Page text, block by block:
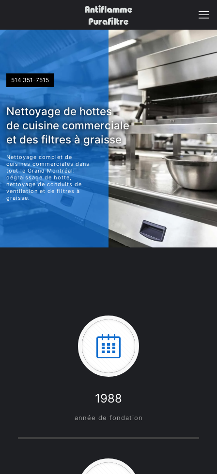
514 351-7515
Nettoyage de hottes
de cuisine commerciale
et des filtres à graisse
Nettoyage complet de
cuisines commerciales dans
tout le Grand Montréal:
dégraissage de hotte,
nettoyage de conduits de
ventilation et de filtres à
graisse.
1988
année de fondation